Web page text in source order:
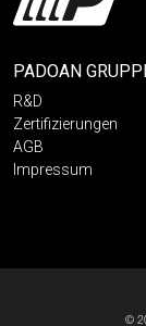
PADOAN
R&D
Zertifizierungen
AGB
Impressum
©